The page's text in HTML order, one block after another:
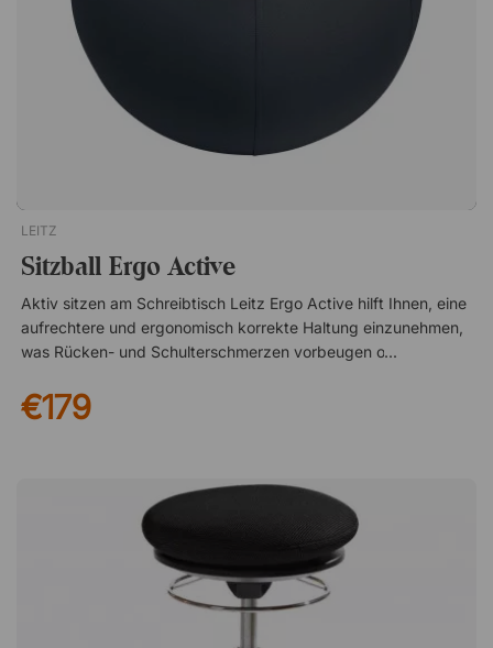
sowohl im Büro als auch im Homeoffice überzeugt. Ein
Sattelstuhl, der für optimalen Komfort und natürliche Haltung
sorgt. Der Sattelsitz unterstützt aufrechtes Sitzen und
reduziert die Belastung von Rücken und Schultern. Die
Rückenlehne lässt sich 16° vor und 6° zurück lehnen Der Sitz
lässt sich 12° und 2° zurück neigen Mit komfortablem
Kalltschaum gepolstert Mit schwarzem Stoff bezogen
LEITZ
Sitzball Ergo Active
Aktiv sitzen am Schreibtisch Leitz Ergo Active hilft Ihnen, eine
aufrechtere und ergonomisch korrekte Haltung einzunehmen,
was Rücken- und Schulterschmerzen vorbeugen oder lindern
und Sitzball stärken Sie Ihren Körper während der Arbeit. Der
Sitzball wurde vom deutschen IGR Institute for Health and
auf einem Sitzball muss der Körper selbst für das
Gleichgewicht sorgen. Dadurch werden Rücken- und
Bauchmuskulatur kontinuierlich aktiviert, was langfristig zu
einer besseren Haltung beitragen kann. Viele empfinden es
außerdem als leichter, konzentriert zu bleiben, wenn der
Körper leicht aktiv ist statt passiv im Stuhl zu sitzen. Sicher
€179